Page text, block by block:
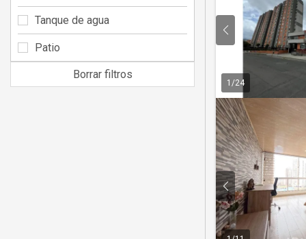
1 /24
Tanque de agua
Patio
Borrar filtros